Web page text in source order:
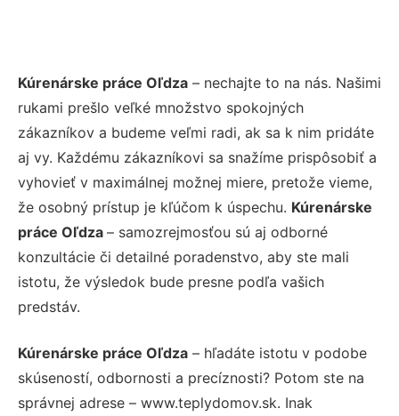
Kúrenárske práce Oľdza – nechajte to na nás. Našimi
rukami prešlo veľké množstvo spokojných
zákazníkov a budeme veľmi radi, ak sa k nim pridáte
aj vy. Každému zákazníkovi sa snažíme prispôsobiť a
vyhovieť v maximálnej možnej miere, pretože vieme,
že osobný prístup je kľúčom k úspechu. Kúrenárske
práce Oľdza – samozrejmosťou sú aj odborné
konzultácie či detailné poradenstvo, aby ste mali
istotu, že výsledok bude presne podľa vašich
predstáv.
Kúrenárske práce Oľdza – hľadáte istotu v podobe
skúseností, odbornosti a precíznosti? Potom ste na
správnej adrese – www.teplydomov.sk. Inak